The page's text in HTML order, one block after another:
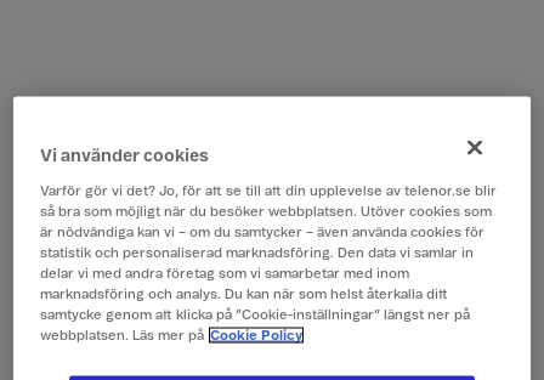
Vi använder cookies
Varför gör vi det? Jo, för att se till att din upplevelse av telenor.se blir
så bra som möjligt när du besöker webbplatsen. Utöver cookies som
är nödvändiga kan vi – om du samtycker – även använda cookies för
statistik och personaliserad marknadsföring. Den data vi samlar in
delar vi med andra företag som vi samarbetar med inom
marknadsföring och analys. Du kan när som helst återkalla ditt
samtycke genom att klicka på ”Cookie-inställningar” längst ner på
webbplatsen. Läs mer på Cookie Policy